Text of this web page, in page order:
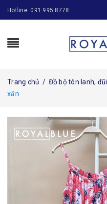
Hotline: 091 995 8778
Trang chủ / Đồ bộ tôn lanh, đũi
xắn